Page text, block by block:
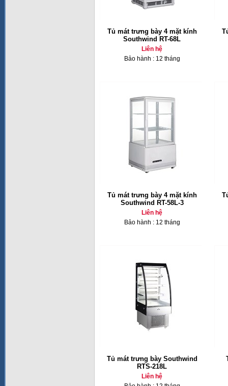
Tủ mát trưng bày 4 mặt kính
Southwind RT-68L
Liên hệ
Bảo hành : 12 tháng
Tủ mát trưng bày 4 mặt kính
Southwind RT-58L-3
Liên hệ
Bảo hành : 12 tháng
Tủ mát trưng bày Southwind
RTS-218L
Liên hệ